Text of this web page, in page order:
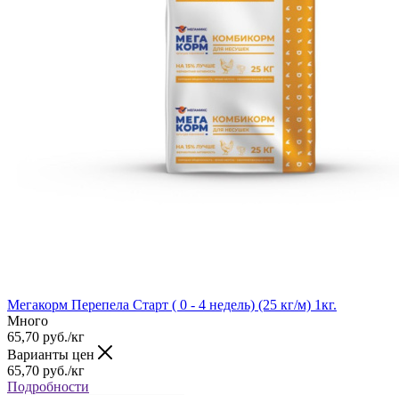
Мегакорм Перепела Старт ( 0 - 4 недель) (25 кг/м) 1кг.
Много
65,70 руб./кг
Варианты цен
65,70 руб./кг
Подробности